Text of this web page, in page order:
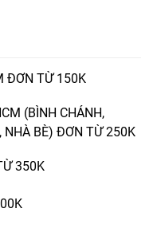
ĐƠN TỪ 150K
(BÌNH CHÁNH,
NHÀ BÈ) ĐƠN TỪ 250K
350K